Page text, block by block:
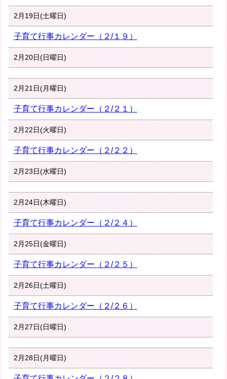
2月19日(土曜日)
子育て行事カレンダー（２/１９）
2月20日(日曜日)
2月21日(月曜日)
子育て行事カレンダー（２/２１）
2月22日(火曜日)
子育て行事カレンダー（２/２２）
2月23日(水曜日)
2月24日(木曜日)
子育て行事カレンダー（２/２４）
2月25日(金曜日)
子育て行事カレンダー（２/２５）
2月26日(土曜日)
子育て行事カレンダー（２/２６）
2月27日(日曜日)
2月28日(月曜日)